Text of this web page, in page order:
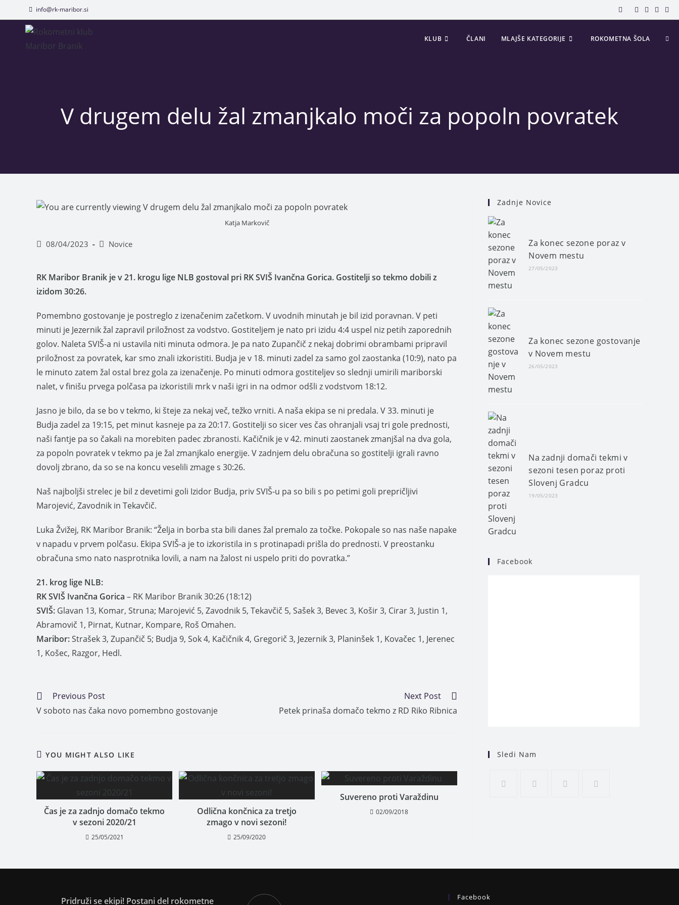
info@rk-maribor.si
KLUB ČLANI MLAJŠE KATEGORIJE ROKOMETNA ŠOLA
V drugem delu žal zmanjkalo moči za popoln povratek
Katja Markovič
08/04/2023 Novice
RK Maribor Branik je v 21. krogu lige NLB gostoval pri RK SVIŠ Ivančna Gorica. Gostitelji so tekmo dobili z
izidom 30:26.
Pomembno gostovanje je postreglo z izenačenim začetkom. V uvodnih minutah je bil izid poravnan. V peti
minuti je Jezernik žal zapravil priložnost za vodstvo. Gostiteljem je nato pri izidu 4:4 uspel niz petih zaporednih
golov. Naleta SVIŠ-a ni ustavila niti minuta odmora. Je pa nato Zupančič z nekaj dobrimi obrambami pripravil
priložnost za povratek, kar smo znali izkoristiti. Budja je v 18. minuti zadel za samo gol zaostanka (10:9), nato pa
le minuto zatem žal ostal brez gola za izenačenje. Po minuti odmora gostiteljev so slednji umirili mariborski
nalet, v finišu prvega polčasa pa izkoristili mrk v naši igri in na odmor odšli z vodstvom 18:12.
Jasno je bilo, da se bo v tekmo, ki šteje za nekaj več, težko vrniti. A naša ekipa se ni predala. V 33. minuti je
Budja zadel za 19:15, pet minut kasneje pa za 20:17. Gostitelji so sicer ves čas ohranjali vsaj tri gole prednosti,
naši fantje pa so čakali na morebiten padec zbranosti. Kačičnik je v 42. minuti zaostanek zmanjšal na dva gola,
za popoln povratek v tekmo pa je žal zmanjkalo energije. V zadnjem delu obračuna so gostitelji igrali ravno
dovolj zbrano, da so se na koncu veselili zmage s 30:26.
Naš najboljši strelec je bil z devetimi goli Izidor Budja, priv SVIŠ-u pa so bili s po petimi goli prepričljivi
Marojević, Zavodnik in Tekavčič.
Luka Žvižej, RK Maribor Branik: “Želja in borba sta bili danes žal premalo za točke. Pokopale so nas naše napake
v napadu v prvem polčasu. Ekipa SVIŠ-a je to izkoristila in s protinapadi prišla do prednosti. V preostanku
obračuna smo nato nasprotnika lovili, a nam na žalost ni uspelo priti do povratka.”
21. krog lige NLB:
RK SVIŠ Ivančna Gorica – RK Maribor Branik 30:26 (18:12)
SVIŠ: Glavan 13, Komar, Struna; Marojević 5, Zavodnik 5, Tekavčič 5, Sašek 3, Bevec 3, Košir 3, Cirar 3, Justin 1,
Abramovič 1, Pirnat, Kutnar, Kompare, Roš Omahen.
Maribor:Strašek 3, Zupančič 5; Budja 9, Sok 4, Kačičnik 4, Gregorič 3, Jezernik 3, Planinšek 1, Kovačec 1, Jerenec
1, Košec, Razgor, Hedl.
Previous Post
V soboto nas čaka novo pomembno gostovanje
Next Post
Petek prinaša domačo tekmo z RD Riko Ribnica
YOU MIGHT ALSO LIKE
Čas je za zadnjo domačo tekmo
v sezoni 2020/21
25/05/2021
Odlična končnica za tretjo
zmago v novi sezoni!
25/09/2020
Suvereno proti Varaždinu
02/09/2018
Zadnje Novice
Za konec sezone poraz v
Novem mestu
27/05/2023
Za konec sezone gostovanje
v Novem mestu
26/05/2023
Na zadnji domači tekmi v
sezoni tesen poraz proti
Slovenj Gradcu
19/05/2023
Facebook
Sledi Nam
Pridruži se ekipi! Postani del rokometne Facebook